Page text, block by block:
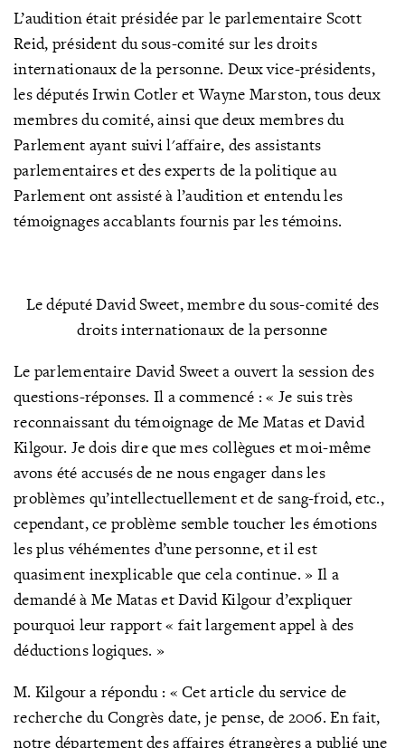
L’audition était présidée par le parlementaire Scott
Reid, président du sous-comité sur les droits
internationaux de la personne. Deux vice-présidents,
les députés Irwin Cotler et Wayne Marston, tous deux
membres du comité, ainsi que deux membres du
Parlement ayant suivi l'affaire, des assistants
parlementaires et des experts de la politique au
Parlement ont assisté à l’audition et entendu les
témoignages accablants fournis par les témoins.
Le député David Sweet, membre du sous-comité des
droits internationaux de la personne
Le parlementaire David Sweet a ouvert la session des
questions-réponses. Il a commencé : « Je suis très
reconnaissant du témoignage de Me Matas et David
Kilgour. Je dois dire que mes collègues et moi-même
avons été accusés de ne nous engager dans les
problèmes qu’intellectuellement et de sang-froid, etc.,
cependant, ce problème semble toucher les émotions
les plus véhémentes d’une personne, et il est
quasiment inexplicable que cela continue. » Il a
demandé à Me Matas et David Kilgour d’expliquer
pourquoi leur rapport « fait largement appel à des
déductions logiques. »
M. Kilgour a répondu : « Cet article du service de
recherche du Congrès date, je pense, de 2006. En fait,
notre département des affaires étrangères a publié une